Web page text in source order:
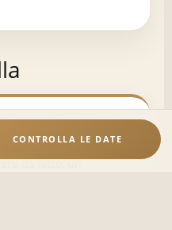
di una terrazza
da letto, un
CONTROLLA LE DATE